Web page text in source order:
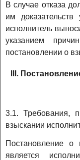
В случае отказа
им
исполнитель
указанием
постановлении о
III.
3.1. Требования,
взыскании
Постановление о
является